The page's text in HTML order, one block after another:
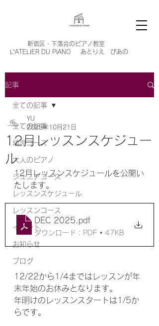
新宿区・ 下落合のピアノ教室
L’ATELIER DU PIANO あとりえ ぴあの
記事
全ての記事
幼児コース
大人のピアノ
ジュニアコース
レッスンスケジュール
レッスンコース
イベント
お知らせ
ブログ
全ての記事
12月レッスンスケジュー
ル
YU
2025年10月21日
12月レッスンスケジュールを公開い
たします。
DEC 2025 .pdf
ダウンロード：PDF • 47KB
12/22から1/4まではレッスンが年
末年始のお休みとなります。
年明けのレッスンスタートは1/5か
らです。